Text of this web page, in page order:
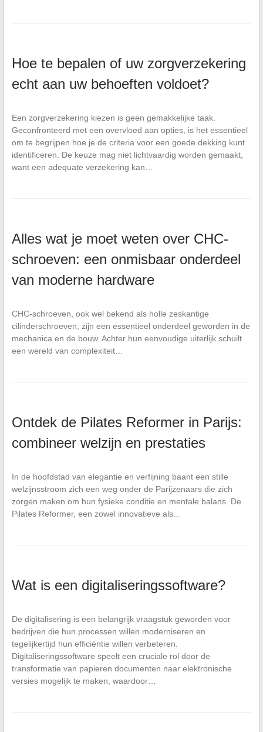
Hoe te bepalen of uw zorgverzekering
echt aan uw behoeften voldoet?
Een zorgverzekering kiezen is geen gemakkelijke taak.
Geconfronteerd met een overvloed aan opties, is het essentieel
om te begrijpen hoe je de criteria voor een goede dekking kunt
identificeren. De keuze mag niet lichtvaardig worden gemaakt,
want een adequate verzekering kan…
Alles wat je moet weten over CHC-
schroeven: een onmisbaar onderdeel
van moderne hardware
CHC-schroeven, ook wel bekend als holle zeskantige
cilinderschroeven, zijn een essentieel onderdeel geworden in de
mechanica en de bouw. Achter hun eenvoudige uiterlijk schuilt
een wereld van complexiteit…
Ontdek de Pilates Reformer in Parijs:
combineer welzijn en prestaties
In de hoofdstad van elegantie en verfijning baant een stille
welzijnsstroom zich een weg onder de Parijzenaars die zich
zorgen maken om hun fysieke conditie en mentale balans. De
Pilates Reformer, een zowel innovatieve als…
Wat is een digitaliseringssoftware?
De digitalisering is een belangrijk vraagstuk geworden voor
bedrijven die hun processen willen moderniseren en
tegelijkertijd hun efficiëntie willen verbeteren.
Digitaliseringssoftware speelt een cruciale rol door de
transformatie van papieren documenten naar elektronische
versies mogelijk te maken, waardoor…